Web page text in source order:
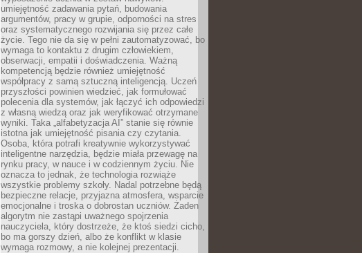
umiejętność zadawania pytań, budowania
argumentów, pracy w grupie, odporności na stres
oraz systematycznego rozwijania się przez całe
życie. Tego nie da się w pełni zautomatyzować, bo
wymaga to kontaktu z drugim człowiekiem,
obserwacji, empatii i doświadczenia. Ważną
kompetencją będzie również umiejętność
współpracy z samą sztuczną inteligencją. Uczeń
przyszłości powinien wiedzieć, jak formułować
polecenia dla systemów, jak łączyć ich odpowiedzi
z własną wiedzą oraz jak weryfikować otrzymane
wyniki. Taka „alfabetyzacja AI” stanie się równie
istotna jak umiejętność pisania czy czytania.
Osoba, która potrafi kreatywnie wykorzystywać
inteligentne narzędzia, będzie miała przewagę na
rynku pracy, w nauce i w codziennym życiu. Nie
oznacza to jednak, że technologia rozwiąże
wszystkie problemy szkoły. Nadal potrzebne będą
bezpieczne relacje, przyjazna atmosfera, wsparcie
emocjonalne i troska o dobrostan uczniów. Żaden
algorytm nie zastąpi uważnego spojrzenia
nauczyciela, który dostrzeże, że ktoś siedzi cicho,
bo ma gorszy dzień, albo że konflikt w klasie
wymaga rozmowy, a nie kolejnej prezentacji.